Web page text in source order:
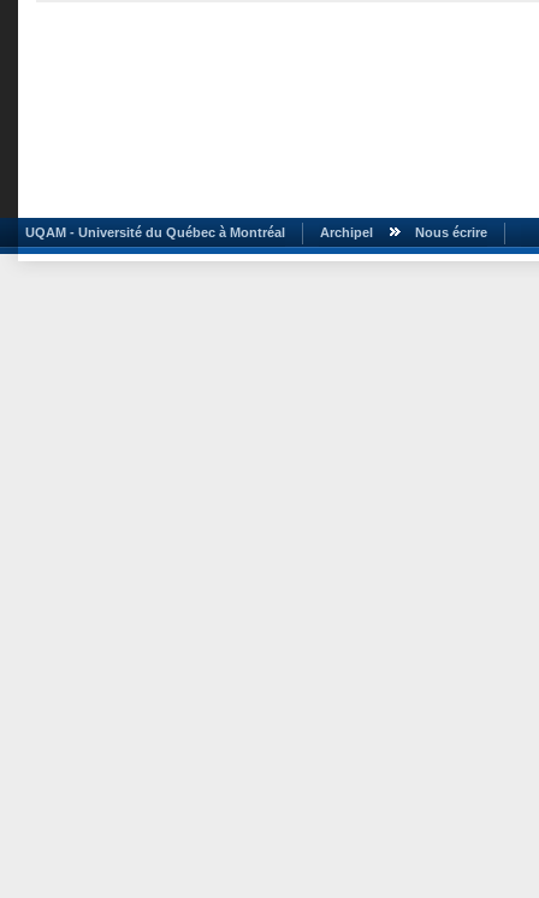
UQAM - Université du Québec à Montréal Archipel Nous écrire